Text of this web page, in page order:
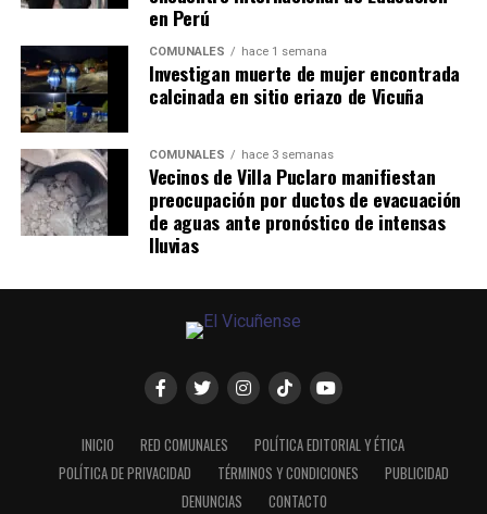
en Perú
COMUNALES hace 1 semana
Investigan muerte de mujer encontrada
calcinada en sitio eriazo de Vicuña
COMUNALES hace 3 semanas
Vecinos de Villa Puclaro manifiestan
preocupación por ductos de evacuación
de aguas ante pronóstico de intensas
lluvias
INICIO RED COMUNALES
POLÍTICA EDITORIAL Y ÉTICA
POLÍTICA DE PRIVACIDAD
TÉRMINOS Y CONDICIONES
PUBLICIDAD
DENUNCIAS
CONTACTO